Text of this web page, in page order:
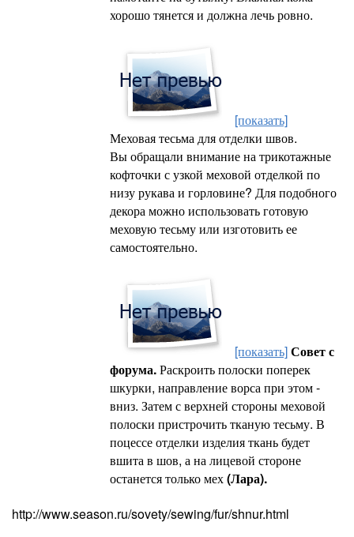
хорошо тянется и должна лечь ровно.
[показать]
Меховая тесьма для отделки швов.
Вы обращали внимание на трикотажные
кофточки с узкой меховой отделкой по
низу рукава и горловине? Для подобного
декора можно использовать готовую
меховую тесьму или изготовить ее
самостоятельно.
[показать]Совет с
форума.Раскроить полоски поперек
шкурки, направление ворса при этом -
вниз. Затем с верхней стороны меховой
полоски пристрочить тканую тесьму. В
поцессе отделки изделия ткань будет
вшита в шов, а на лицевой стороне
останется только мех(Лара).
http://www.season.ru/sovety/sewing/fur/shnur.html